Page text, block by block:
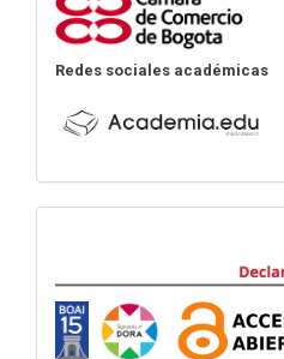
Redes sociales académicas